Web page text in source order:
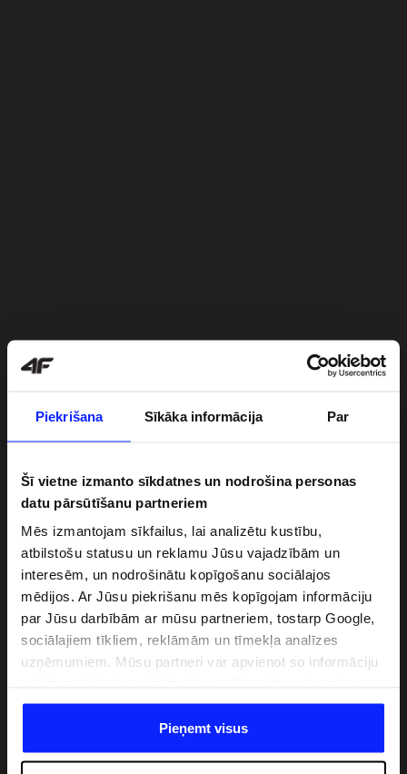
Piekrišana Sīkāka informācija Par
Šī vietne izmanto sīkdatnes un nodrošina personas
datu pārsūtīšanu partneriem
Mēs izmantojam sīkfailus, lai analizētu kustību,
atbilstošu statusu un reklamu Jūsu vajadzībām un
interesēm, un nodrošinātu kopīgošanu sociālajos
mēdijos. Ar Jūsu piekrišanu mēs kopīgojam informāciju
par Jūsu darbībām ar mūsu partneriem, tostarp Google,
sociālajiem tīkliem, reklāmām un tīmekļa analīzes
uzņēmumiem. Mūsu partneri var apvienot so informāciju
datiem, ko viņi iegūst, izmantojot viņu pakalpojumus. Ar
Jūsu atļauju, mēs varam pārsūtīt Jūsu personas datus
saviem partneriem, lai uzlabotu veidu, kadā tiek rādīta
Pieņemt visus